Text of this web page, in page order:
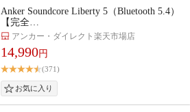
Anker Soundcore Liberty 5（Bluetooth 5.4）
【完全…
アンカー・ダイレクト楽天市場店
14,990円
(371)